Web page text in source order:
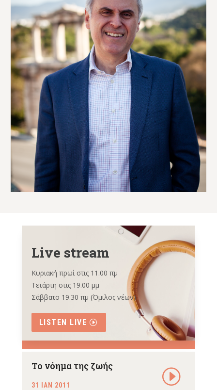
Live stream
Κυριακή πρωί στις 11.00 πμ
Τετάρτη στις 19.00 μμ
Σάββατο 19.30 πμ (Όμιλος νέων)
LISTEN LIVE
Το νόημα της ζωής
31 ΙΑΝ 2011